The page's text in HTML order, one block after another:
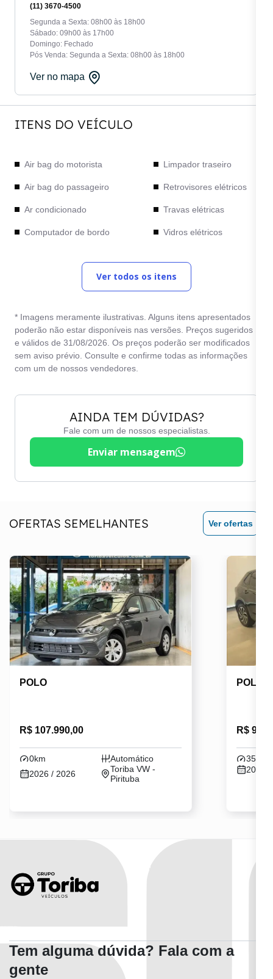
(11) 3670-4500
Segunda a Sexta: 08h00 às 18h00
Sábado: 09h00 às 17h00
Domingo: Fechado
Pós Venda: Segunda a Sexta: 08h00 às 18h00
Ver no mapa
ITENS DO VEÍCULO
Air bag do motorista
Air bag do passageiro
Ar condicionado
Computador de bordo
Limpador traseiro
Retrovisores elétricos
Travas elétricas
Vidros elétricos
Ver todos os itens
* Imagens meramente ilustrativas. Alguns itens apresentados
poderão não estar disponíveis nas versões. Preços sugeridos
e válidos de 31/08/2026. Os preços poderão ser modificados
sem aviso prévio. Consulte e confirme todas as informações
com um de nossos vendedores.
AINDA TEM DÚVIDAS?
Fale com um de nossos especialistas.
Enviar mensagem
OFERTAS SEMELHANTES Ver ofertas
POLO
R$ 107.990,00
0km
Automático
2026 / 2026
Toriba VW -
Pirituba
POLO
R$
2024 /
Tem alguma dúvida? Fala com a
gente